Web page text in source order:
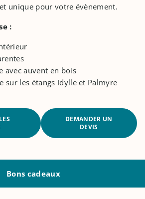
Bons cadeaux
unique pour votre évènement.
:
avec auvent en bois
sur les étangs Idylle et Palmyre
DEMANDER UN
DEVIS